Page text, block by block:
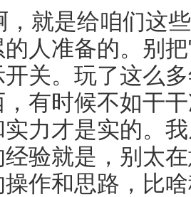
，就是给咱们这
人准备的。别
关。玩了这么
有时候不如干
力才是实的。
验就是，别太
作和思路，比